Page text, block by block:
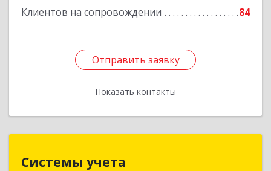
Клиентов на сопровождении 84
Отправить заявку
Показать контакты
Подробнее
Отправить заявку
Назад
Системы учета